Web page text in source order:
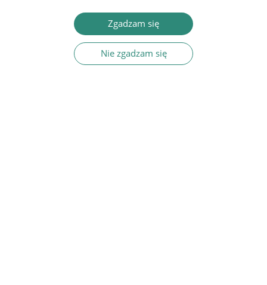
Zgadzam się
Nie zgadzam się
Słowo kluczowekorzyści
elastyczności pracy